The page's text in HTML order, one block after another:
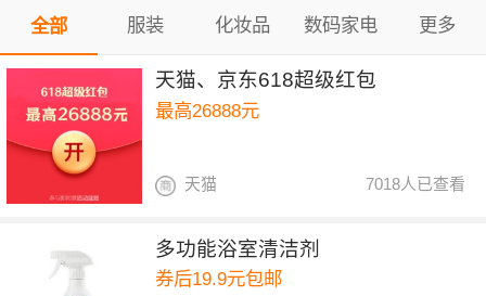
全部 服装 化妆品 数码家电 更多
天猫、京东618超级红包
最高26888元
7018人已查看
天猫
多功能浴室清洁剂
券后19.9元包邮